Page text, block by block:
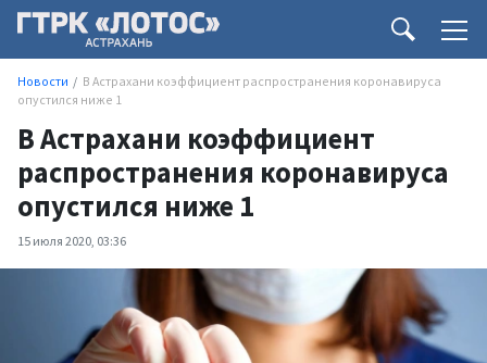
Новости
В Астрахани коэффициент распространения коронавируса
опустился ниже 1
В Астрахани коэффициент
распространения коронавируса
опустился ниже 1
15 июля 2020, 03:36